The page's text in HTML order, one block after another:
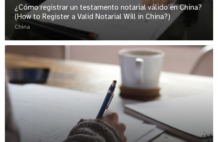
¿Cómo registrar un testamento notarial válido en China?
(How to Register a Valid Notarial Will in China?)
China